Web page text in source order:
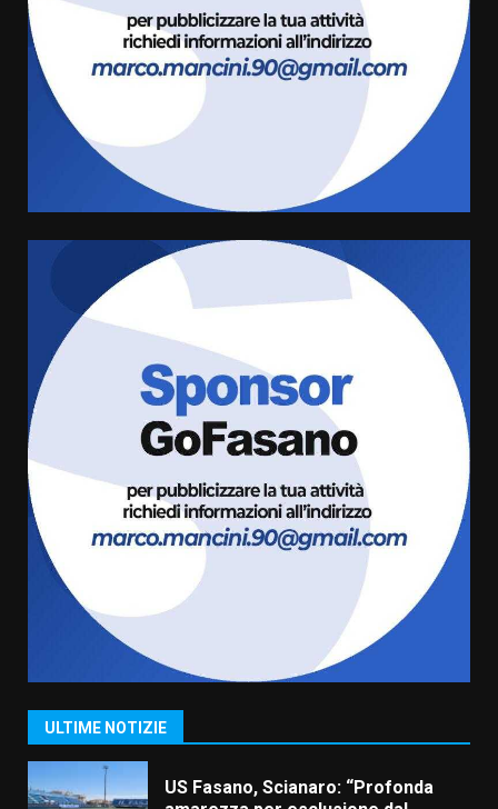
ULTIME NOTIZIE
6 Agosto 2026 18:13
Carta d’identità: continua il piano
di aperture straordinarie del
Comune di Fasano
cittadina di Fratelli d’Italia,
pronta a tornare in Consiglio
comunale
6 Agosto 2026 08:00
Cura dei beni comuni e
cittadinanza attiva: online
l’avviso per la gestione
condivisa della Villetta di
Laureto
La magia del Minareto e la prima
assoluta de “L’Albergo
Belvedere. Il rapimento”
6 Agosto 2026 06:15
1
“I Contestatori: Musica di
Rivoluzione”: nuovo
appuntamento con “Fasano in
US Fasano, Scianaro: “Profonda